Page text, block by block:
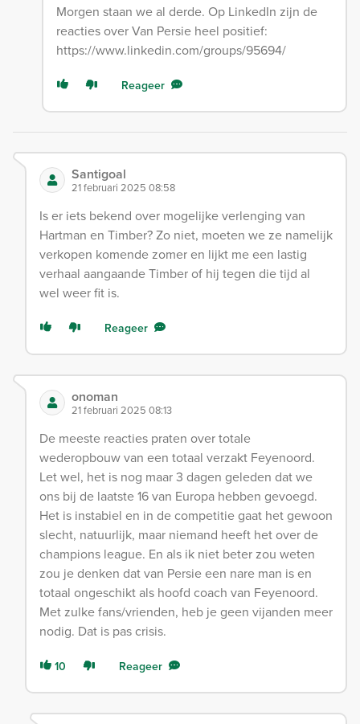
Morgen staan we al derde. Op LinkedIn zijn de
reacties over Van Persie heel positief:
https://www.linkedin.com/groups/95694/
Reageer
Santigoal
21 februari 2025 08:58
Is er iets bekend over mogelijke verlenging van
Hartman en Timber? Zo niet, moeten we ze namelijk
verkopen komende zomer en lijkt me een lastig
verhaal aangaande Timber of hij tegen die tijd al
wel weer fit is.
Reageer
onoman
21 februari 2025 08:13
De meeste reacties praten over totale
wederopbouw van een totaal verzakt Feyenoord.
Let wel, het is nog maar 3 dagen geleden dat we
ons bij de laatste 16 van Europa hebben gevoegd.
Het is instabiel en in de competitie gaat het gewoon
slecht, natuurlijk, maar niemand heeft het over de
champions league. En als ik niet beter zou weten
zou je denken dat van Persie een nare man is en
totaal ongeschikt als hoofd coach van Feyenoord.
Met zulke fans/vrienden, heb je geen vijanden meer
nodig. Dat is pas crisis.
10 Reageer